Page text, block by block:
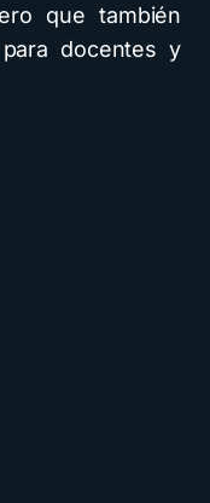
que también
docentes y